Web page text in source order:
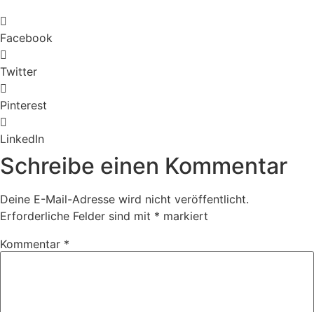
Facebook
Twitter
Pinterest
LinkedIn
Schreibe einen Kommentar
Deine E-Mail-Adresse wird nicht veröffentlicht.
Erforderliche Felder sind mit * markiert
Kommentar *